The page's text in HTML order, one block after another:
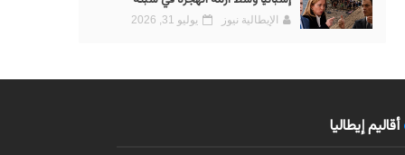
الإيطالية نيوز يوليو 31, 2026
أقاليم إيطاليا